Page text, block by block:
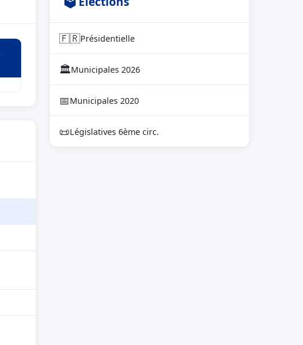
🇫🇷Présidentielle
🏛Municipales 2026
📅Municipales 2020
📜Législatives 6ème circ.